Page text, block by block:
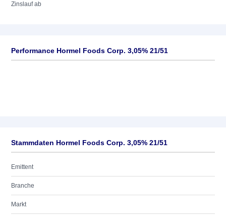
Zinslauf ab
Performance Hormel Foods Corp. 3,05% 21/51
Stammdaten Hormel Foods Corp. 3,05% 21/51
Emittent
Branche
Markt